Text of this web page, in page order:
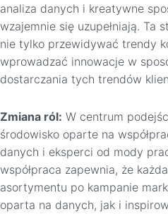
analiza danych i kreatywne
wzajemnie się uzupełniają. Ta
nie tylko przewidywać trendy
wprowadzać innowacje w
dostarczania tych trendów
Zmiana ról: W centrum
środowisko oparte na
danych i eksperci od mody
współpraca zapewnia, że
asortymentu po kampanie
oparta na danych, jak i